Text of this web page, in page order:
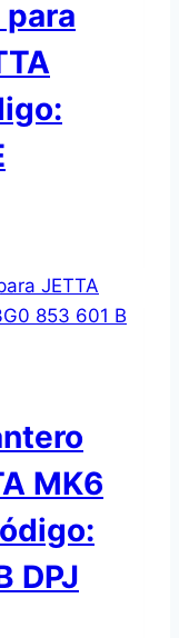
para
MK6
DPJ